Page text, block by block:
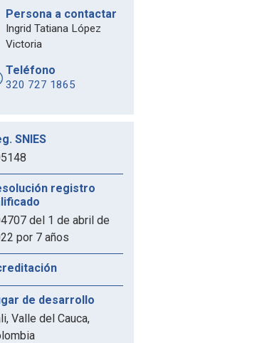
Persona a contactar
Ingrid Tatiana López
Victoria
Teléfono
320 727 1865
SNIES
registro
del 1 de abril de
por 7 años
de desarrollo
Valle del Cauca,